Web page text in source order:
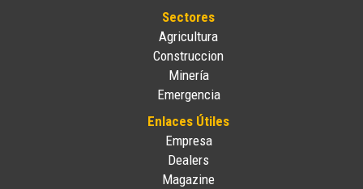
Sectores
Agricultura
Construccion
Minería
Emergencia
Enlaces Útiles
Empresa
Dealers
Magazine